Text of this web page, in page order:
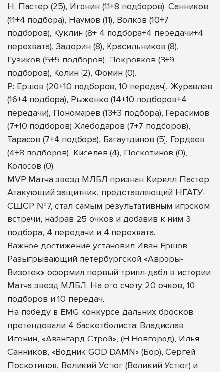
Н: Пастер (25), Игонин (11+8 подборов), Санников
(11+4 подбора), Наумов (11), Волков (10+7
подборов), Куклин (8+ 4 подбора+4 передачи+4
перехвата), Задорин (8), Красильников (8),
Гузиков (5+5 подборов), Покровков (3+9
подборов), Колин (2), Фомин (0).
Р: Ершов (20+10 подборов, 10 передач), Журавлев
(16+4 подбора), Рыженко (14+10 подборов+4
передачи), Пономарев (13+3 подбора), Герасимов
(7+10 подборов) Хлебодаров (7+7 подборов),
Тарасов (7+4 подбора), Багаутдинов (5), Гордеев
(4+8 подборов), Киселев (4), Поскотинов (0),
Колосов (0).
MVP Матча звезд МЛБЛ признан Кирилл Пастер.
Атакующий защитник, представляющий НГАТУ-
СШОР №7, стал самым результативным игроком
встречи, набрав 25 очков и добавив к ним 3
подбора, 4 передачи и 4 перехвата.
Важное достижение установил Иван Ершов.
Разыгрывающий петербургской «Авроры-
Визотек» оформил первый трипл-дабл в истории
Матча звезд МЛБЛ. На его счету 20 очков, 10
подборов и 10 передач.
На победу в EMG конкурсе дальних бросков
претендовали 4 баскетболиста: Владислав
Игонин, «Авангард Строй», (Н.Новгород), Илья
Санников, «Водник GOD DAMN» (Бор), Сергей
Поскотинов, Великий Устюг (Великий Устюг) и